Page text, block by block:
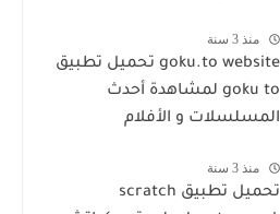
منذ 3 سنة
goku.to website تحميل تطبيق
goku to لمشاهدة أحدث
المسلسلات و الأفلام
منذ 3 سنة
تحميل تطبيق scratch